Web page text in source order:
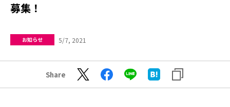
募集！
お知らせ 5/7, 2021
Share